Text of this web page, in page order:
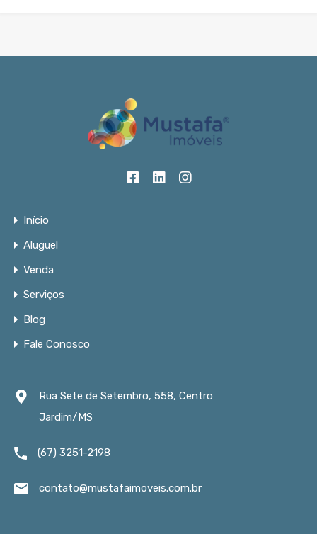
Início
Aluguel
Venda
Serviços
Blog
Fale Conosco
Rua Sete de Setembro, 558, Centro
Jardim/MS
(67) 3251-2198
contato@mustafaimoveis.com.br